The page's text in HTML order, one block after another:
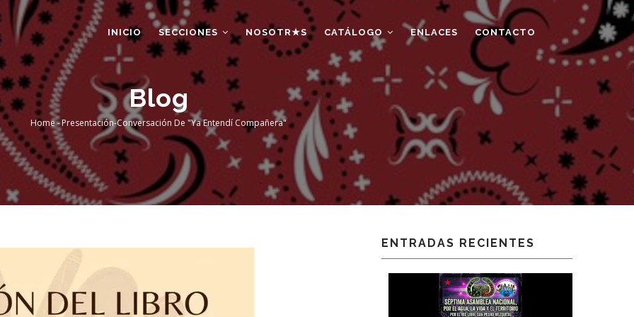
INICIO SECCIONES NOSOTR★S CATÁLOGO ENLACES CONTACTO
Blog
Breadcrumb
Home -Presentación-Conversación De "Ya Entendí Compañera"
ENTRADAS RECIENTES